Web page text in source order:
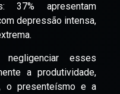
37% apresentam
depressão intensa,
negligenciar esses
a produtividade,
o presenteísmo e a